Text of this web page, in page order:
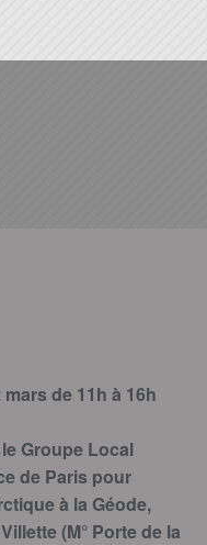
de 11h à 16h
Groupe Local
de Paris pour
à la Géode,
(M° Porte de la